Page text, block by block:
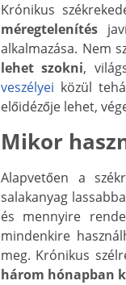
Krónikus
méregtelenítés
alkalmazása. Nem
lehet szokni,
veszélyei közül
előidézője lehet,
Mikor
Alapvetően a
salakanyag
és mennyire
mindenkire
meg. Krónikus
három hónapban